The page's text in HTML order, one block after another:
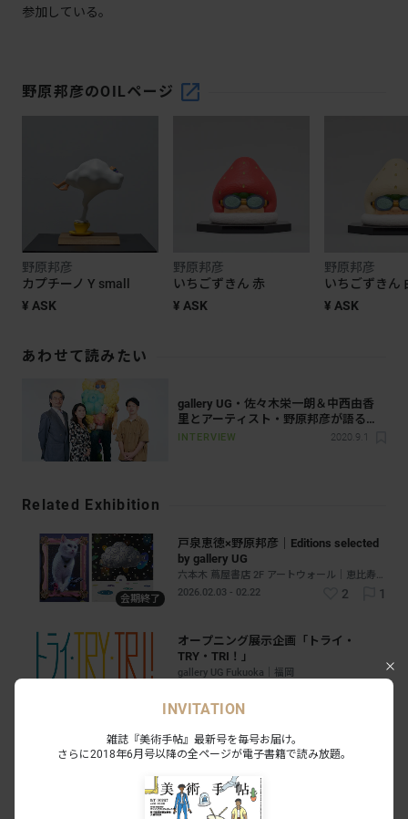
参加している。
野原邦彦のOILページ
野原邦彦
カプチーノ Y small
¥ ASK
野原邦彦
いちごずきん 赤
¥ ASK
野原邦彦
いちごずきん
¥ ASK
あわせて読みたい
gallery UG・佐々木栄一朗＆中西由香
里とアーティスト・野原邦彦が語る、
アーティストと成長するギャラリーの
INTERVIEW 2020.9.1
Related Exhibition
会期終了
戸泉恵徳×野原邦彦｜Editions selected
by gallery UG
六本木 蔦屋書店 2F アートウォール｜恵比寿 - 六本木｜東京
2026.02.03 - 02.22
2 1
オープニング展示企画「トライ・
TRY・TRI！」
gallery UG Fukuoka｜福岡
会期終了
OIL by 美術手帖 5th anniversary
Vol.2 OIL SELECTION
2024.10.12 - 11.06
INVITATION
雑誌『美術手帖』最新号を毎号お届け。
さらに2018年6月号以降の全ページが電子書籍で読み放題。